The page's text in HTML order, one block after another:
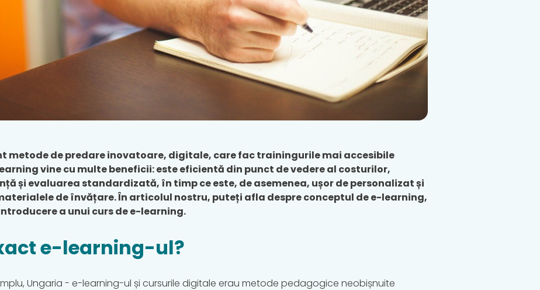
metode de predare inovatoare, digitale, care fac trainingurile mai accesibile
vine cu multe beneficii: este eficientă din punct de vedere al costurilor,
și evaluarea standardizată, în timp ce este, de asemenea, ușor de personalizat și
de învățare. În articolul nostru, puteți afla despre conceptul de e-learning,
a unui curs de e-learning.
e-learning-ul?
Ungaria - e-learning-ul și cursurile digitale erau metode pedagogice neobișnuite